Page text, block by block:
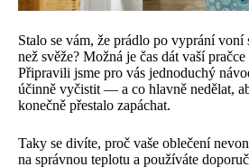
Stalo se vám, že prádlo po vyprání voní
než svěže? Možná je čas dát vaší
Připravili jsme pro vás jednoduchý
účinně vyčistit — a co hlavně nedělat,
konečně přestalo zapáchat.
Taky se divíte, proč vaše oblečení
na správnou teplotu a používáte